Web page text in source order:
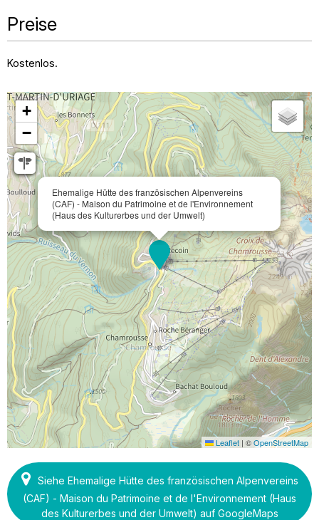
Preise
Kostenlos.
Ehemalige Hütte des französischen Alpenvereins
(CAF) - Maison du Patrimoine et de l'Environnement
(Haus des Kulturerbes und der Umwelt)
+
−
Leaflet | ©OpenStreetMap
Siehe Ehemalige Hütte des französischen Alpenvereins
(CAF) - Maison du Patrimoine et de l'Environnement (Haus
des Kulturerbes und der Umwelt) auf GoogleMaps